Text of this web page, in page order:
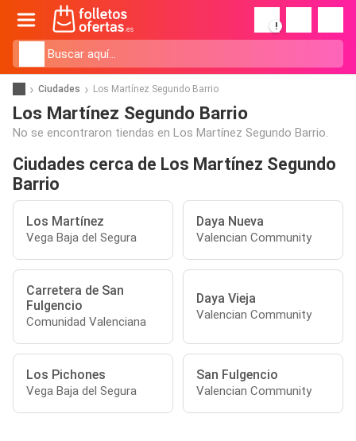
!
Ciudades Los Martínez Segundo Barrio
Los Martínez Segundo Barrio
No se encontraron tiendas en Los Martínez Segundo Barrio.
Ciudades cerca de Los Martínez Segundo
Barrio
Los Martínez
Vega Baja del Segura
Daya Nueva
Valencian Community
Carretera de San
Fulgencio
Comunidad Valenciana
Daya Vieja
Valencian Community
Los Pichones
Vega Baja del Segura
San Fulgencio
Valencian Community